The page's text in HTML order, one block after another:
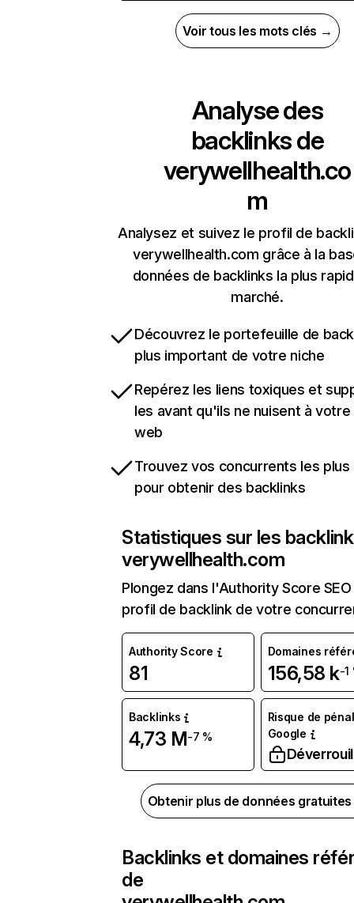
Voir tous les mots clés →
Analyse des
backlinks de
verywellhealth.co
m
Analysez et suivez le profil de
verywellhealth.com grâce à la
données de backlinks la plus
marché.
Découvrez le portefeuille de
plus important de votre niche
Repérez les liens toxiques et
les avant qu'ils ne nuisent à
web
Trouvez vos concurrents les
pour obtenir des backlinks
Statistiques sur les
verywellhealth.com
Plongez dans l'Authority Score
profil de backlink de votre
Authority Score
81
Domaines
156,58 k-1
Backlinks
4,73 M-7 %
Risque de
Google
Obtenir plus de données
Backlinks et domaines
de